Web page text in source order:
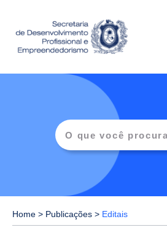
Home > Publicações > Editais